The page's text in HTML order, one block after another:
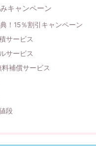
キャンペーン
！15％割引キャンペーン
サービス
サービス
料補償サービス
段